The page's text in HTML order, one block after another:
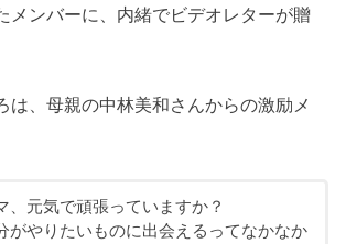
メンバーに、内緒でビデオレターが贈
は、母親の中林美和さんからの激励メ
、元気で頑張っていますか？
がやりたいものに出会えるってなかなか